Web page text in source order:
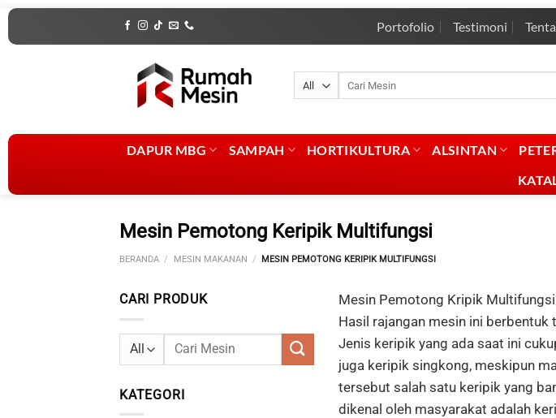
Skip
content
Portofolio Testimoni
DAPUR MBG SAMPAH HORTIKULTURA ALSINTAN
Mesin Pemotong Keripik Multifungsi
BERANDA / MESIN MAKANAN / MESIN PEMOTONG KERIPIK MULTIFUNGSI
CARI PRODUK
Pencarian
KATEGORI
Mesin Pemotong Kripik
Hasil rajangan mesin ini
Jenis keripik yang ada saat ini
juga keripik singkong, meskipun
tersebut salah satu keripik yang
dikenal oleh masyarakat adalah